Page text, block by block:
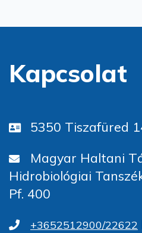
Kapcsolat
5350 Tiszafüred
Magyar Haltani
Hidrobiológiai
Pf. 400
+3652512900/22622